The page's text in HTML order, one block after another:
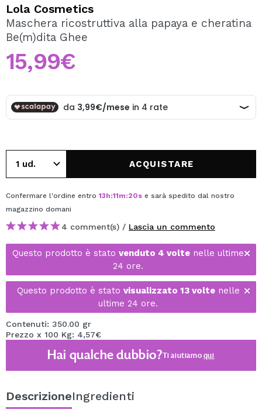
Creando un account su Maquibeauty.it potrai fare i tuoi
acquisti velocemente, controllare lo stato dei tuoi ordini e
Lola Cosmetics
Maschera ricostruttiva alla papaya e cheratina
Be(m)dita Ghee
15,99€
ACQUISTARE
Confermare l'ordine entro 13h:11m:20s e sarà spedito dal nostro
magazzino domani
4 comment(s) / Lascia un commento
Questo prodotto è stato venduto 4 volte nelle ultime
24 ore.
Questo prodotto è stato visualizzato 13 voltenelle
ultime 24 ore.
Contenuti: 350.00 gr
Prezzo x 100 Kg: 4,57€
Hai qualche dubbio?Ti aiutiamoqui
DescrizioneIngredienti